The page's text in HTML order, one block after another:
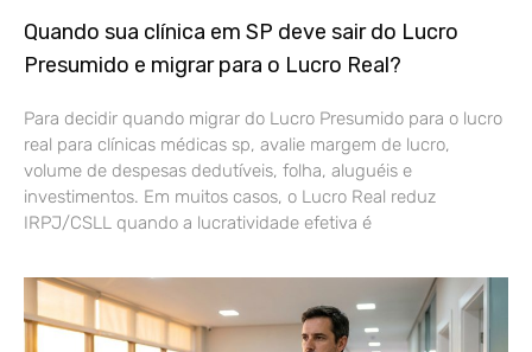
Quando sua clínica em SP deve sair do Lucro
Presumido e migrar para o Lucro Real?
Para decidir quando migrar do Lucro Presumido para o lucro
real para clínicas médicas sp, avalie margem de lucro,
volume de despesas dedutíveis, folha, aluguéis e
investimentos. Em muitos casos, o Lucro Real reduz
IRPJ/CSLL quando a lucratividade efetiva é